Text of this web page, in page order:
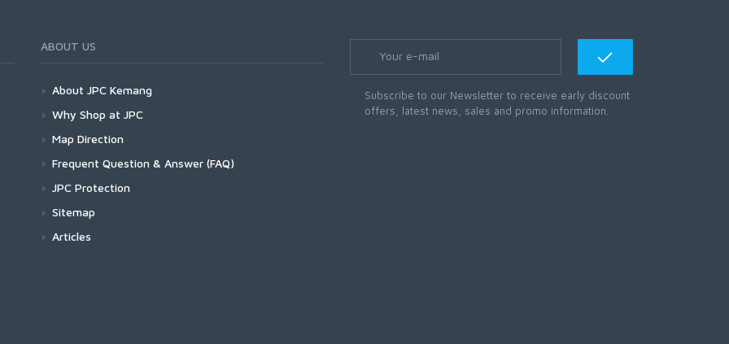
ABOUT US
About JPC Kemang
Why Shop at JPC
Map Direction
Frequent Question & Answer (FAQ)
JPC Protection
Sitemap
Articles
Subscribe to our Newsletter to receive early discount
offers, latest news, sales and promo information.